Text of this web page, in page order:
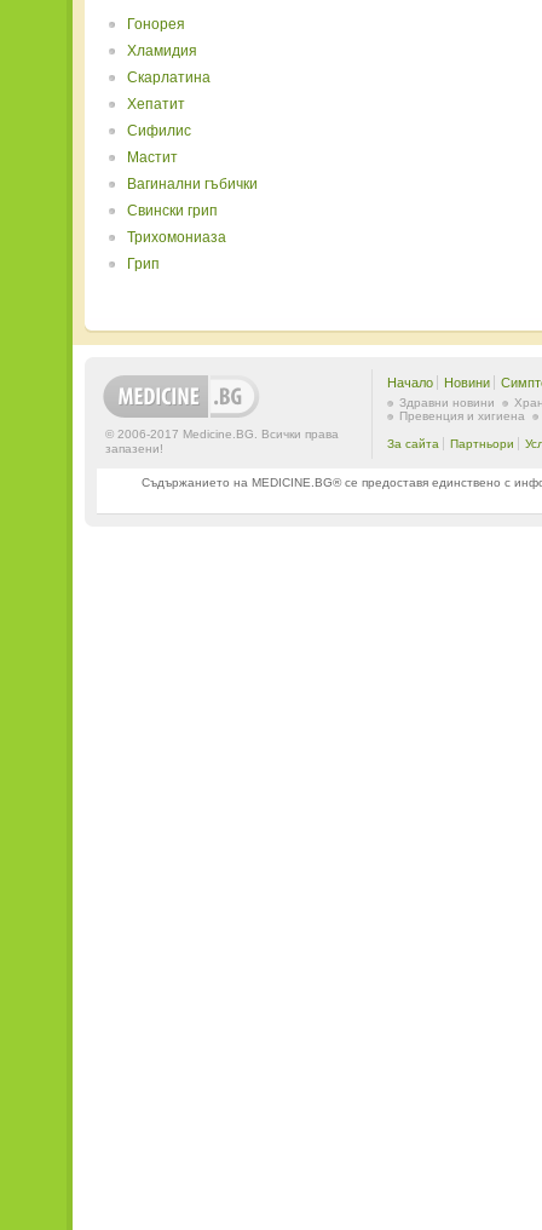
Гонорея
Хламидия
Скарлатина
Хепатит
Сифилис
Мастит
Вагинални гъбички
Свински грип
Трихомониаза
Грип
© 2006-2017 Medicine.BG. Всички права
запазени!
Начало Новини
Здравни новини
Превенция и хигиена
За сайта Партньори
Съдържанието на MEDICINE.BG® се предоставя единствено с